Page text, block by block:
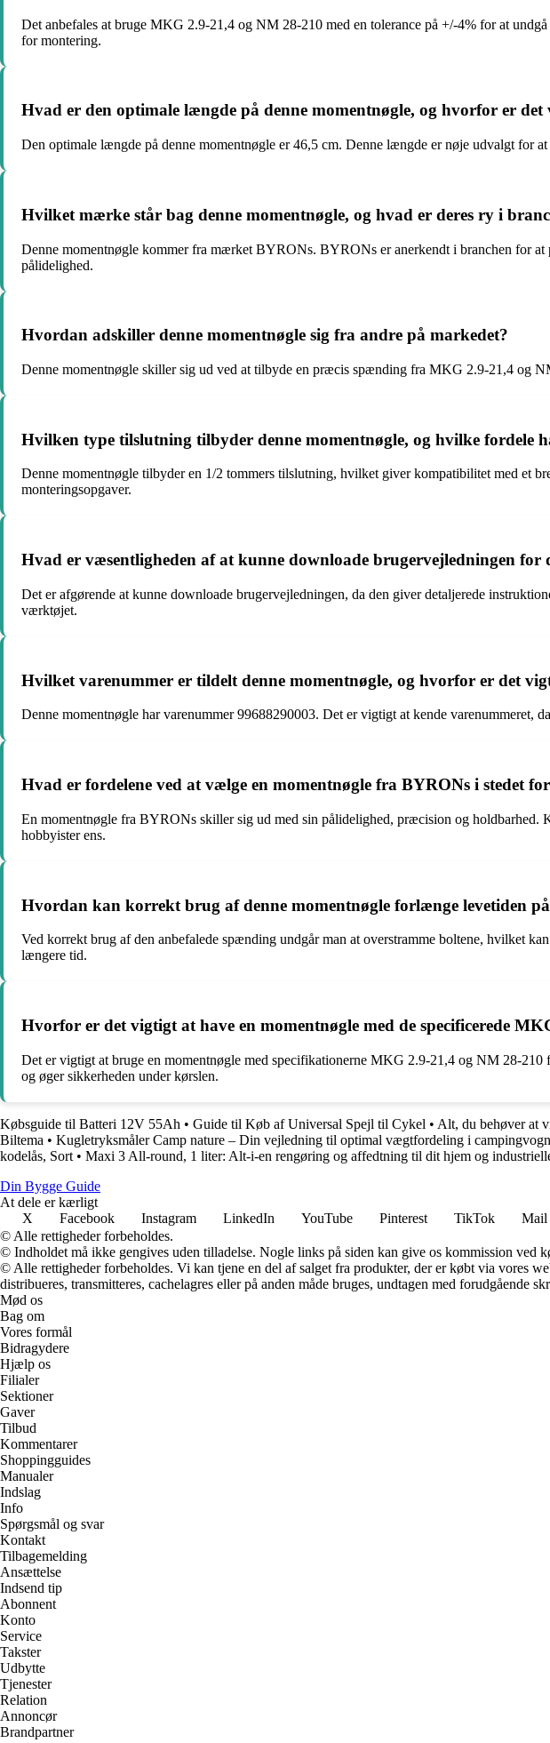
Det anbefales at bruge MKG 2.9-21,4 og NM 28-210 med en tolerance på +/-4% for at
for montering.
Hvad er den optimale længde på denne momentnøgle, og hvorfor er det
Den optimale længde på denne momentnøgle er 46,5 cm. Denne længde er nøje udvalgt
Hvilket mærke står bag denne momentnøgle, og hvad er deres ry i
Denne momentnøgle kommer fra mærket BYRONs. BYRONs er anerkendt i branchen for
pålidelighed.
Hvordan adskiller denne momentnøgle sig fra andre på markedet?
Denne momentnøgle skiller sig ud ved at tilbyde en præcis spænding fra MKG 2.9-21,4 og
Hvilken type tilslutning tilbyder denne momentnøgle, og hvilke fordele
Denne momentnøgle tilbyder en 1/2 tommers tilslutning, hvilket giver kompatibilitet med et
monteringsopgaver.
Hvad er væsentligheden af at kunne downloade brugervejledningen for
Det er afgørende at kunne downloade brugervejledningen, da den giver detaljerede
værktøjet.
Hvilket varenummer er tildelt denne momentnøgle, og hvorfor er det
Denne momentnøgle har varenummer 99688290003. Det er vigtigt at kende varenummeret,
Hvad er fordelene ved at vælge en momentnøgle fra BYRONs i stedet
En momentnøgle fra BYRONs skiller sig ud med sin pålidelighed, præcision og
hobbyister ens.
Hvordan kan korrekt brug af denne momentnøgle forlænge levetiden
Ved korrekt brug af den anbefalede spænding undgår man at overstramme boltene, hvilket
længere tid.
Hvorfor er det vigtigt at have en momentnøgle med de specificerede
Det er vigtigt at bruge en momentnøgle med specifikationerne MKG 2.9-21,4 og NM 28-
og øger sikkerheden under kørslen.
Købsguide til Batteri 12V 55Ah • Guide til Køb af Universal Spejl til Cykel • Alt, du behøver at
Biltema • Kugletryksmåler Camp nature – Din vejledning til optimal vægtfordeling i
kodelås, Sort • Maxi 3 All-round, 1 liter: Alt-i-en rengøring og affedtning til dit hjem og
Din Bygge Guide
At dele er kærligt
X
Facebook Instagram LinkedIn YouTube Pinterest TikTok Mail
© Alle rettigheder forbeholdes.
© Indholdet må ikke gengives uden tilladelse. Nogle links på siden kan give os kommission ved
© Alle rettigheder forbeholdes. Vi kan tjene en del af salget fra produkter, der er købt via vores
distribueres, transmitteres, cachelagres eller på anden måde bruges, undtagen med forudgående
Mød os
Bag om
Vores formål
Bidragydere
Hjælp os
Filialer
Sektioner
Gaver
Tilbud
Kommentarer
Shoppingguides
Manualer
Indslag
Info
Spørgsmål og svar
Kontakt
Tilbagemelding
Ansættelse
Indsend tip
Abonnent
Konto
Service
Takster
Udbytte
Tjenester
Relation
Annoncør
Brandpartner